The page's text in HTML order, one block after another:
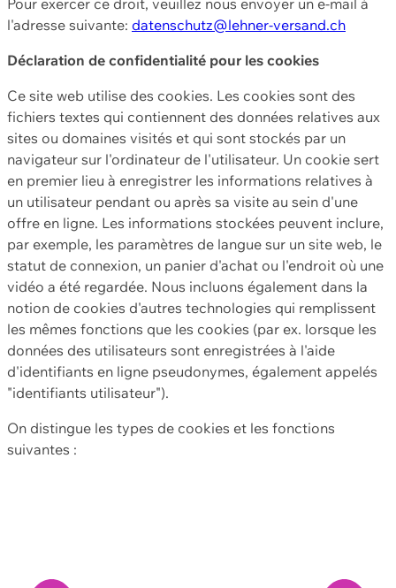
l'adresse suivante: datenschutz@lehner-versand.ch
Déclaration de confidentialité pour les cookies
Ce site web utilise des cookies. Les cookies sont des
fichiers textes qui contiennent des données relatives aux
sites ou domaines visités et qui sont stockés par un
navigateur sur l'ordinateur de l'utilisateur. Un cookie sert
en premier lieu à enregistrer les informations relatives à
un utilisateur pendant ou après sa visite au sein d'une
offre en ligne. Les informations stockées peuvent inclure,
par exemple, les paramètres de langue sur un site web, le
statut de connexion, un panier d'achat ou l'endroit où une
vidéo a été regardée. Nous incluons également dans la
notion de cookies d'autres technologies qui remplissent
les mêmes fonctions que les cookies (par ex. lorsque les
données des utilisateurs sont enregistrées à l'aide
d'identifiants en ligne pseudonymes, également appelés
"identifiants utilisateur").
On distingue les types de cookies et les fonctions
suivantes :